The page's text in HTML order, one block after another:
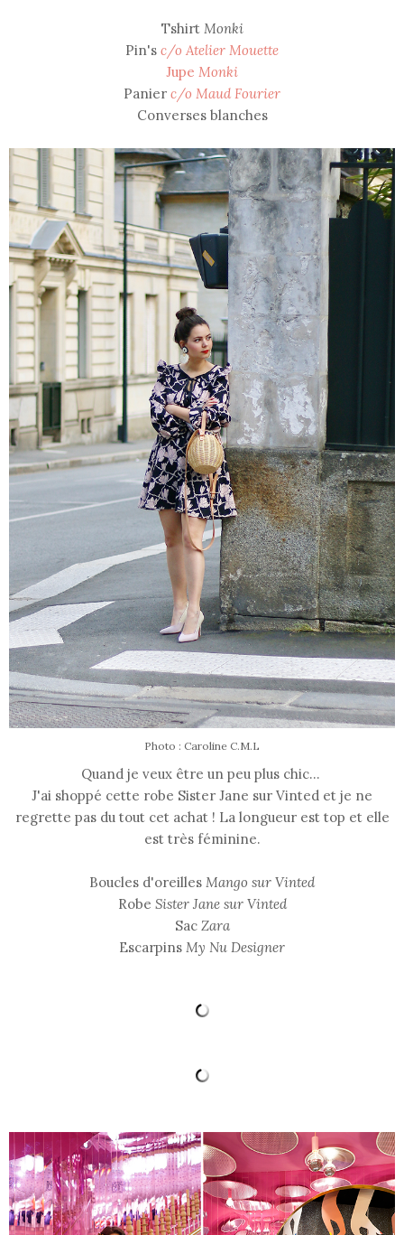
Tshirt Monki
Pin's c/o Atelier Mouette
Jupe Monki
Panier c/o Maud Fourier
Converses blanches
Photo : Caroline C.M.L
Quand je veux être un peu plus chic...
J'ai shoppé cette robe Sister Jane sur Vinted et je ne
regrette pas du tout cet achat ! La longueur est top et elle
est très féminine.
Boucles d'oreilles Mango sur Vinted
Robe Sister Jane sur Vinted
Sac Zara
Escarpins My Nu Designer